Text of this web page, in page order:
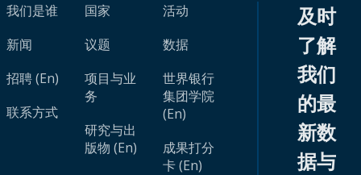
我们是谁
新闻
招聘 (En)
联系方式
国家
议题
项目与业
务
研究与出
版物 (En)
活动
数据
世界银行
集团学院
(En)
成果打分
卡 (En)
及时
了解
我们
的最
新数
据与